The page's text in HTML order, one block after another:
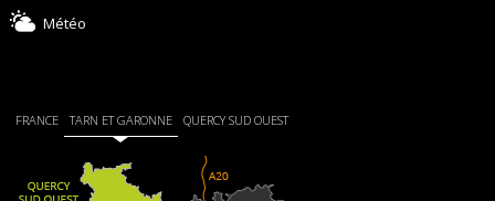
Météo
FRANCE TARN ET GARONNE QUERCY SUD OUEST